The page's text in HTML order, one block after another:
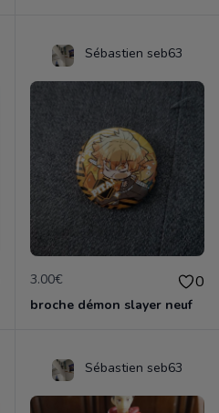
Sébastien seb63
3.00€ 0
broche démon slayer neuf
Sébastien seb63